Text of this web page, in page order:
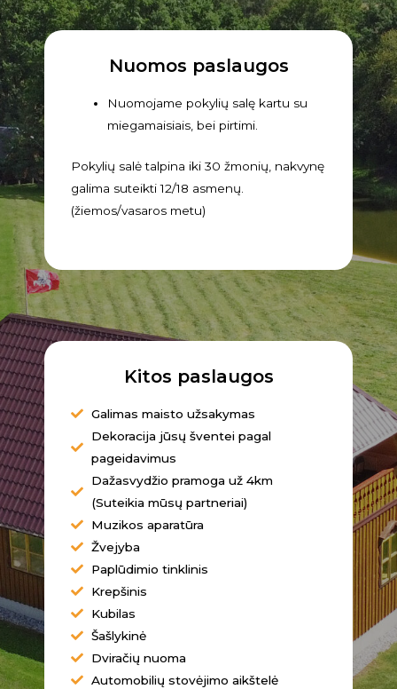
Nuomos paslaugos
Nuomojame pokylių salę kartu su
miegamaisiais, bei pirtimi.
Pokylių salė talpina iki 30 žmonių, nakvynę
galima suteikti 12/18 asmenų.
(žiemos/vasaros metu)
Kitos paslaugos
Galimas maisto užsakymas
Dekoracija jūsų šventei pagal
pageidavimus
Dažasvydžio pramoga už 4km
(Suteikia mūsų partneriai)
Muzikos aparatūra
Žvejyba
Paplūdimio tinklinis
Krepšinis
Kubilas
Šašlykinė
Dviračių nuoma
Automobilių stovėjimo aikštelė